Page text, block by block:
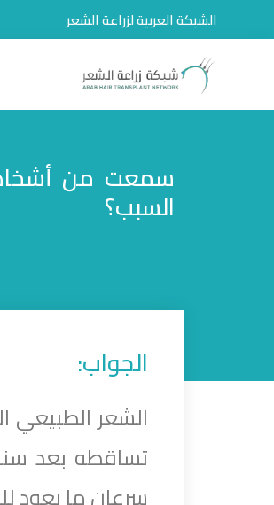
الشبكة العربية لزراعة الشعر
سمعت من أشخاص
السبب؟
الجواب:
الشعر الطبيعي